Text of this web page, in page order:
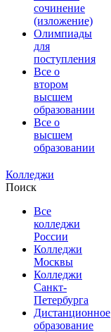
сочинение
(изложение)
Олимпиады
для
поступления
Все о
втором
высшем
образовании
Все о
высшем
образовании
Колледжи
Поиск
Все
колледжи
России
Колледжи
Москвы
Колледжи
Санкт-
Петербурга
Дистанционное
образование